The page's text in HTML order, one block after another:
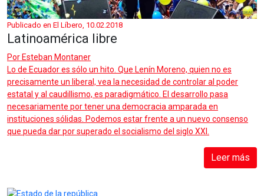
Publicado en El Líbero, 10.02.2018
Latinoamérica libre
Por Esteban Montaner
Lo de Ecuador es sólo un hito. Que Lenín Moreno, quien no es
precisamente un liberal, vea la necesidad de controlar al poder
estatal y al caudillismo, es paradigmático. El desarrollo pasa
necesariamente por tener una democracia amparada en
instituciones sólidas. Podemos estar frente a un nuevo consenso
que pueda dar por superado el socialismo del siglo XXI.
Leer más